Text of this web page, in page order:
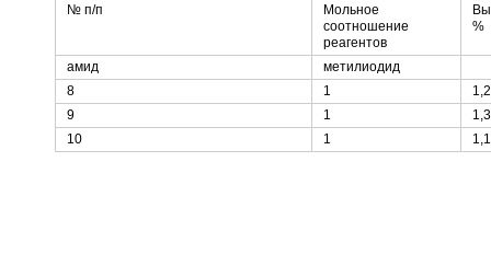
№ п/п
Мольное
соотношение
реагентов
%
амид
метилиодид
8
1
1,2
9
1
1,3
10
1 1,1